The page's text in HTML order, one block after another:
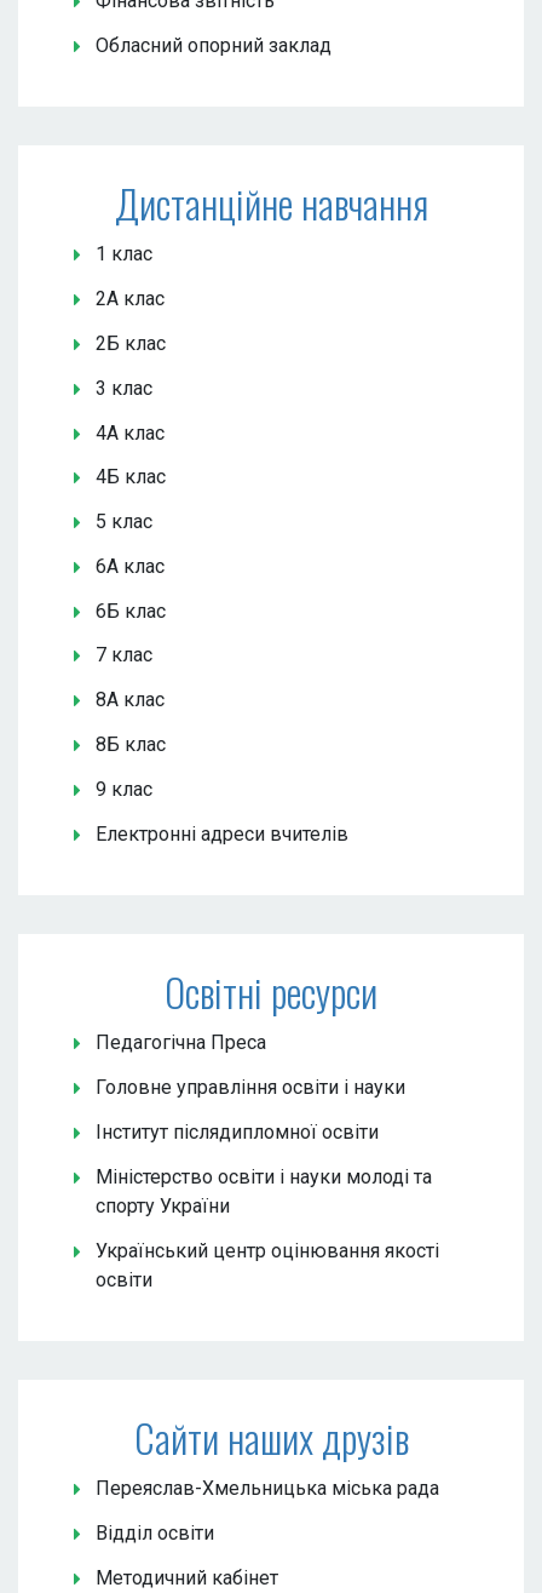
Обласний опорний заклад
Дистанційне навчання
1 клас
2А клас
2Б клас
3 клас
4А клас
4Б клас
5 клас
6А клас
6Б клас
7 клас
8А клас
8Б клас
9 клас
Електронні адреси вчителів
Освітні ресурси
Педагогічна Преса
Головне управління освіти і науки
Інститут післядипломної освіти
Міністерство освіти і науки молоді та
спорту України
Український центр оцінювання якості
освіти
Сайти наших друзів
Переяслав-Хмельницька міська рада
Відділ освіти
Методичний кабінет